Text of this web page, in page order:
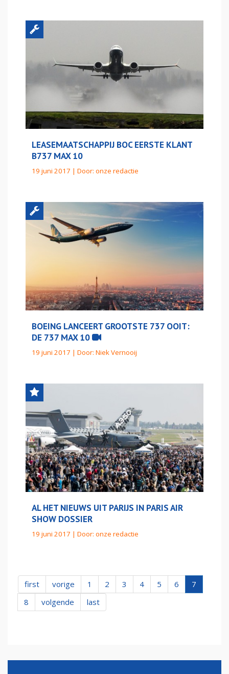
LEASEMAATSCHAPPIJ BOC EERSTE KLANT
B737 MAX 10
19 juni 2017 | Door: onze redactie
BOEING LANCEERT GROOTSTE 737 OOIT:
DE 737 MAX 10
19 juni 2017 | Door: Niek Vernooij
AL HET NIEUWS UIT PARIJS IN PARIS AIR
SHOW DOSSIER
19 juni 2017 | Door: onze redactie
first vorige 1 2 3 4 5 6
7
8
volgende last